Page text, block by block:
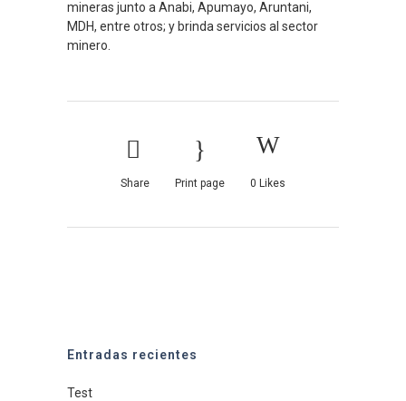
mineras junto a Anabi, Apumayo, Aruntani,
MDH, entre otros; y brinda servicios al sector
minero.
Share Print page 0 Likes
Entradas recientes
Test